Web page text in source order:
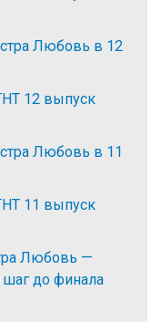
Любовь в 12
12 выпуск
Любовь в 11
11 выпуск
Любовь —
шаг до финала